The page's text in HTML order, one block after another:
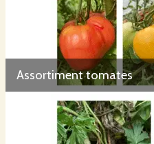
Assortiment tomates